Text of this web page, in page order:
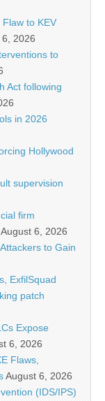
to KEV
6, 2026
to
Act following
in 2026
Hollywood
supervision
firm
August 6, 2026
to Gain
ExfilSquad
patch
Expose
6, 2026
Flaws,
August 6, 2026
(IDS/IPS)